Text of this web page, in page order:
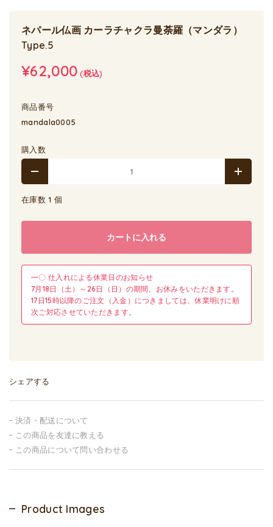
ネパール仏画 カーラチャクラ曼荼羅（マンダラ）
Type.5
¥62,000 (税込)
商品番号
mandala0005
購入数
在庫数 1 個
カートに入れる
━〇 仕入れによる休業日のお知らせ
7月18日（土）～26日（日）の期間、お休みをいただきます。
17日15時以降のご注文（入金）につきましては、休業明けに順
次ご対応させていただきます。
シェアする
決済・配送について
この商品を友達に教える
この商品について問い合わせる
Product Images